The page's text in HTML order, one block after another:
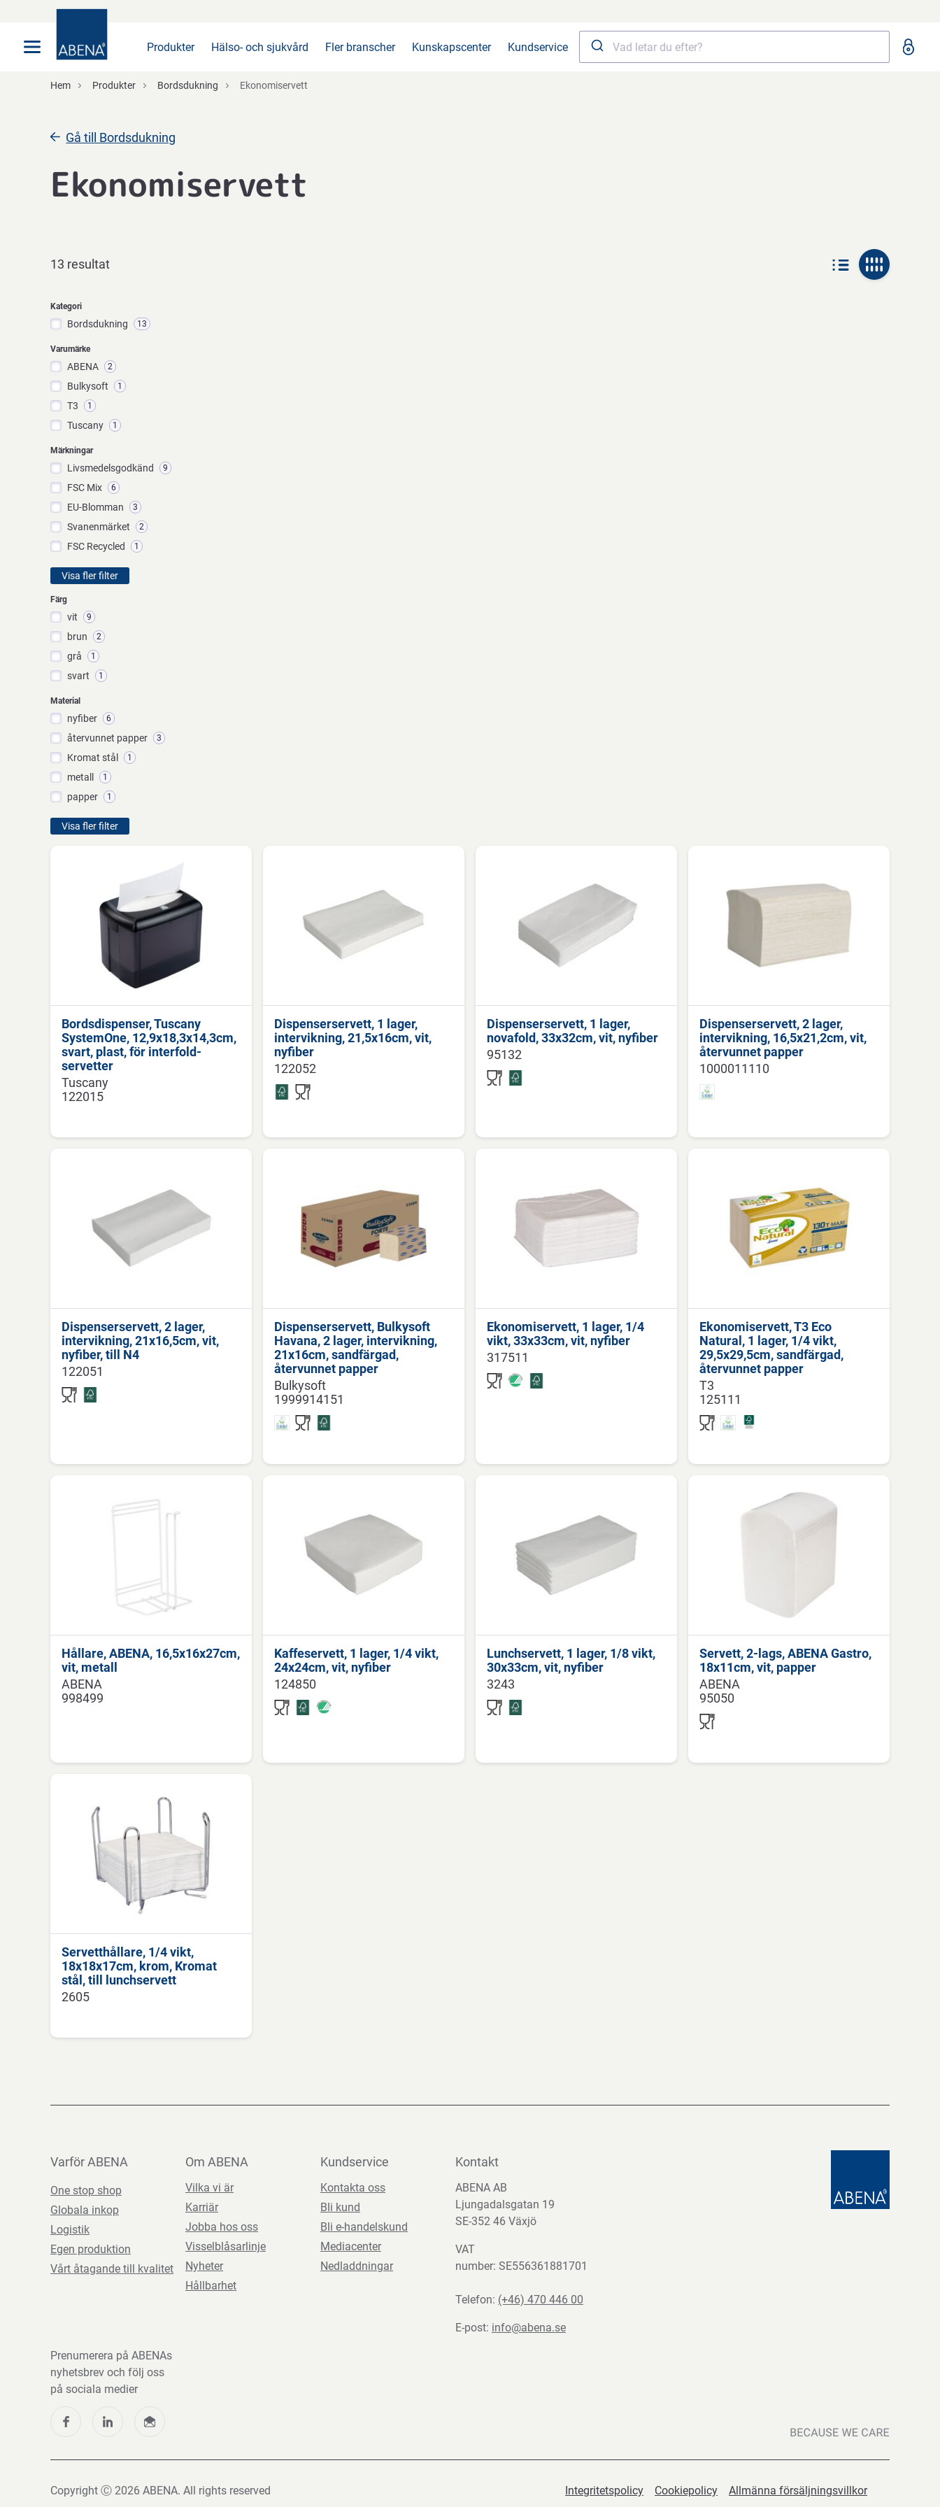
Produkter Hälso- och sjukvård Fler branscher Kunskapscenter Kundservice
Hem Produkter Bordsdukning Ekonomiservett
Gå till Bordsdukning
Ekonomiservett
13 resultat
Kategori
Bordsdukning 13
Varumärke
ABENA 2
Bulkysoft 1
T3 1
Tuscany 1
Märkningar
Livsmedelsgodkänd 9
FSC Mix 6
EU-Blomman 3
Svanenmärket 2
FSC Recycled 1
Visa fler filter
Färg
vit 9
brun 2
grå 1
svart 1
Material
nyfiber 6
återvunnet papper 3
Kromat stål 1
metall 1
papper 1
Visa fler filter
Bordsdispenser, Tuscany
SystemOne, 12,9x18,3x14,3cm,
svart, plast, för interfold-
servetter
Tuscany
122015
Dispenserservett, 1 lager,
intervikning, 21,5x16cm, vit,
nyfiber
122052
Dispenserservett, 1 lager,
novafold, 33x32cm, vit, nyfiber
95132
Dispenserservett, 2 lager,
intervikning, 16,5x21,2cm, vit,
återvunnet papper
1000011110
Dispenserservett, 2 lager,
intervikning, 21x16,5cm, vit,
nyfiber, till N4
122051
Dispenserservett, Bulkysoft
Havana, 2 lager, intervikning,
21x16cm, sandfärgad,
återvunnet papper
Bulkysoft
1999914151
Ekonomiservett, 1 lager, 1/4
vikt, 33x33cm, vit, nyfiber
317511
Ekonomiservett, T3 Eco
Natural, 1 lager, 1/4 vikt,
29,5x29,5cm, sandfärgad,
återvunnet papper
T3
125111
Hållare, ABENA, 16,5x16x27cm,
vit, metall
ABENA
998499
Kaffeservett, 1 lager, 1/4 vikt,
24x24cm, vit, nyfiber
124850
Lunchservett, 1 lager, 1/8 vikt,
30x33cm, vit, nyfiber
3243
Servett, 2-lags, ABENA Gastro,
18x11cm, vit, papper
ABENA
95050
Servetthållare, 1/4 vikt,
18x18x17cm, krom, Kromat
stål, till lunchservett
2605
Varför ABENA
One stop shop
Globala inkop
Logistik
Egen produktion
Vårt åtagande till kvalitet
Om ABENA
Vilka vi är
Karriär
Jobba hos oss
Visselblåsarlinje
Nyheter
Hållbarhet
Kundservice
Kontakta oss
Bli kund
Bli e-handelskund
Mediacenter
Nedladdningar
Kontakt
ABENA AB
Ljungadalsgatan 19
SE-352 46 Växjö
VAT
number: SE556361881701
Telefon: (+46) 470 446 00
E-post: info@abena.se
Prenumerera på ABENAs
nyhetsbrev och följ oss
på sociala medier
Copyright Ⓒ 2026 ABENA. All rights reserved Integritetspolicy Cookiepolicy Allmänna försäljningsvillkor